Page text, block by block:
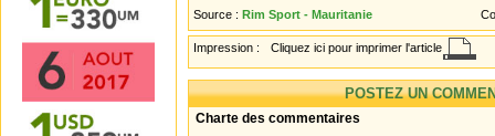
Source : Rim Sport - Mauritanie
Impression : Cliquez ici pour imprimer l'article
POSTEZ UN
Charte des commentaires